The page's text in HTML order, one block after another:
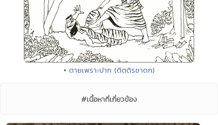
• ตายเพราะปาก (ติตติรชาดก)
#เนื้อหาที่เกี่ยวข้อง